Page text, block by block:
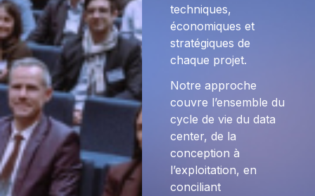
techniques,
économiques et
stratégiques de
chaque projet.
Notre approche
couvre l’ensemble du
cycle de vie du data
center, de la
conception à
l’exploitation, en
conciliant